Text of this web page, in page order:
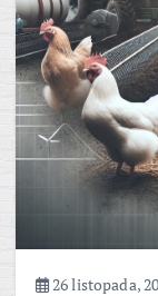
26 listopada,